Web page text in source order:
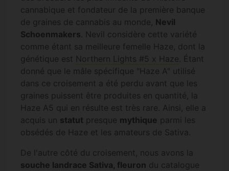
cannabique et fondateur de la première banque
de graines de cannabis au monde, Nevil
Schoenmakers. Nevil considère cette variété
comme étant sa meilleure femelle Haze, dont la
génétique est Northern Lights #5 x Haze. Étant
donné que le mâle spécifique "Haze A" utilisé
dans ce croisement a été perdu avant que les
graines puissent être produites en quantité, la
Haze A5 qui en résulte est très rare. Ainsi, elle a
acquis un statut presque mythique parmi les
obsédés de Haze et les amateurs de Sativa.
De l'autre côté du croisement, nous avons la
souche landrace Sativa, fleuron du catalogue